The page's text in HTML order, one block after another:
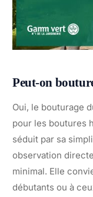
Peut-on
Oui, le bouturage
pour les boutures
séduit par sa
observation
minimal. Elle
débutants ou à